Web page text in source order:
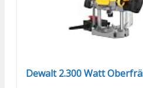
Dewalt 2.300 Watt